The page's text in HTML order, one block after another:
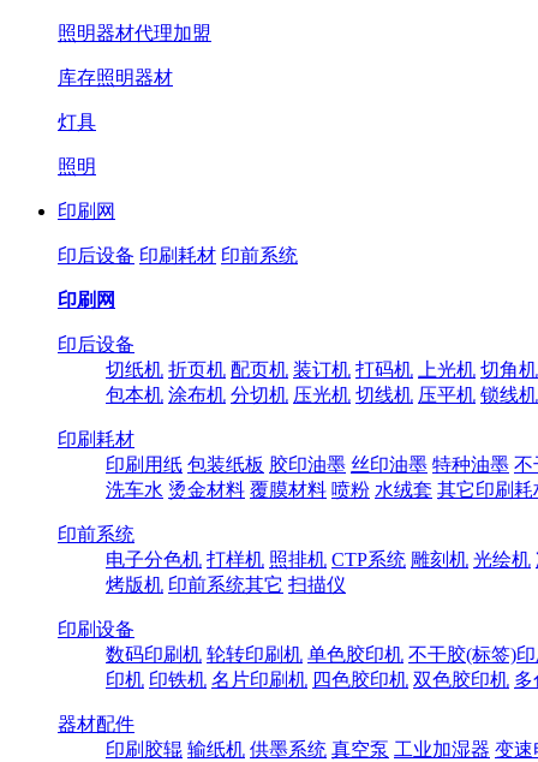
照明器材代理加盟
库存照明器材
灯具
照明
印刷网
印后设备 印刷耗材 印前系统
印刷网
印后设备
切纸机 折页机 配页机 装订机 打码机 上光机 切角机
包本机 涂布机 分切机 压光机 切线机 压平机 锁线机
印刷耗材
印刷用纸 包装纸板 胶印油墨 丝印油墨 特种油墨 不
洗车水 烫金材料 覆膜材料 喷粉 水绒套 其它印刷耗
印前系统
电子分色机 打样机 照排机 CTP系统 雕刻机 光绘机
烤版机 印前系统其它 扫描仪
印刷设备
数码印刷机 轮转印刷机 单色胶印机 不干胶(标签)
印机 印铁机 名片印刷机 四色胶印机 双色胶印机 多
器材配件
印刷胶辊 输纸机 供墨系统 真空泵 工业加湿器 变速